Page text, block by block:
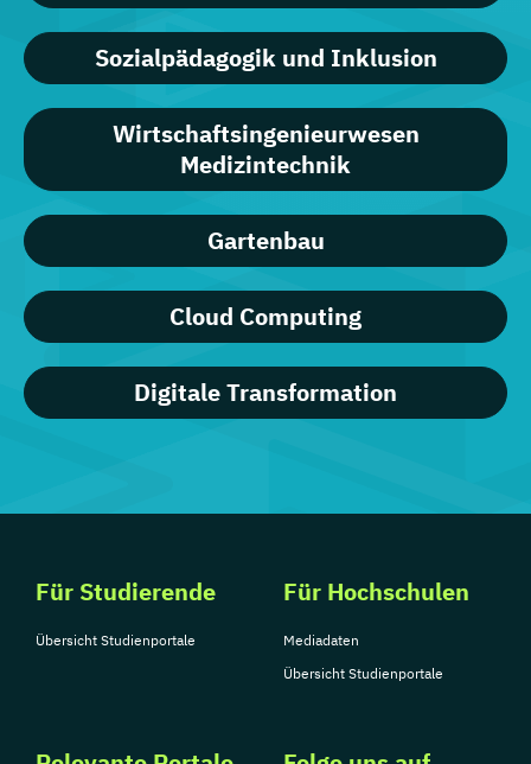
Sozialpädagogik und Inklusion
Wirtschaftsingenieurwesen
Medizintechnik
Gartenbau
Cloud Computing
Digitale Transformation
Für Studierende
Übersicht Studienportale
Für Hochschulen
Mediadaten
Übersicht Studienportale